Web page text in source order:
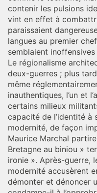
contenir les pulsions
vint en effet à
paraissaient
langues au premier
semblaient
Le régionalisme
deux-guerres ; plus
même
inauthentiques, l’un et
certains milieux
capacité de l’identité à
modernité, de façon
Maurice Marchal
Bretagne au biniou »
ironie ». Après-guerre,
modernité accusèrent
démonter et dénoncer